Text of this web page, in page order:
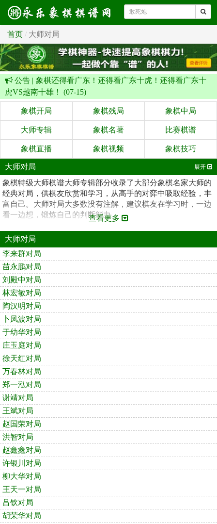
首页 大师对局
公告 | 象棋还得看广东！还得看广东十虎！还得看广东十
虎VS越南十雄！ (07-15)
象棋开局 象棋残局 象棋中局
大师专辑 象棋名著 比赛棋谱
象棋直播 象棋视频 象棋技巧
大师对局 展开
象棋特级大师棋谱大师专辑部分收录了大部分象棋名家大师的
经典对局，供棋友欣赏和学习，从高手的对弈中吸取经验，丰
富自己。大师对局大多数没有注解，建议棋友在学习时，一边
看一边想，锻炼自己的判断能力。
查看更多
大师对局
李来群对局
苗永鹏对局
刘殿中对局
林宏敏对局
陶汉明对局
卜凤波对局
于幼华对局
庄玉庭对局
徐天红对局
万春林对局
郑一泓对局
谢靖对局
王斌对局
赵国荣对局
洪智对局
赵鑫鑫对局
许银川对局
柳大华对局
王天一对局
吕钦对局
胡荣华对局